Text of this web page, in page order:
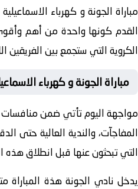
القدم كونها واحدة من أهم وأقوى
الكروية التي ستجمع بين الفريقين
مباراة الجونة و كهرباء
مواجهة اليوم تأتي ضمن منافسات
المفاجآت، والندية العالية حتى
التي تبحثون عنها قبل انطلاق هذه
يدخل نادي الجونة هذة المباراة